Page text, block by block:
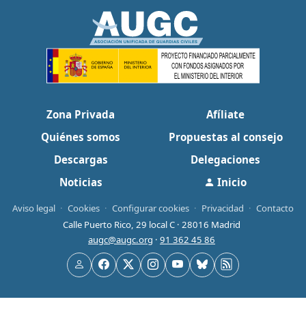
Zona Privada
Afíliate
Quiénes somos
Propuestas al consejo
Descargas
Delegaciones
Noticias
Inicio
Aviso legal · Cookies · Configurar cookies · Privacidad · Contacto
Calle Puerto Rico, 29 local C · 28016 Madrid
augc@augc.org · 91 362 45 86
UsuarioFacebook
X Instagram
YouTube
Bluesky
RSS